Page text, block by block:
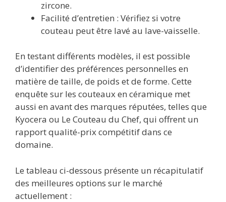
zircone.
Facilité d’entretien : Vérifiez si votre
couteau peut être lavé au lave-vaisselle.
En testant différents modèles, il est possible
d’identifier des préférences personnelles en
matière de taille, de poids et de forme. Cette
enquête sur les couteaux en céramique met
aussi en avant des marques réputées, telles que
Kyocera ou Le Couteau du Chef, qui offrent un
rapport qualité-prix compétitif dans ce
domaine.
Le tableau ci-dessous présente un récapitulatif
des meilleures options sur le marché
actuellement :